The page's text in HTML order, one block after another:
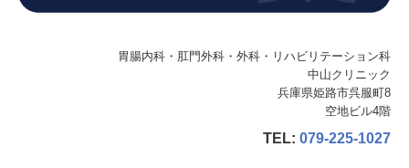
胃腸内科・肛門外科・外科・リハビリテーション科
中山クリニック
兵庫県姫路市呉服町8
空地ビル4階
TEL: 079-225-1027